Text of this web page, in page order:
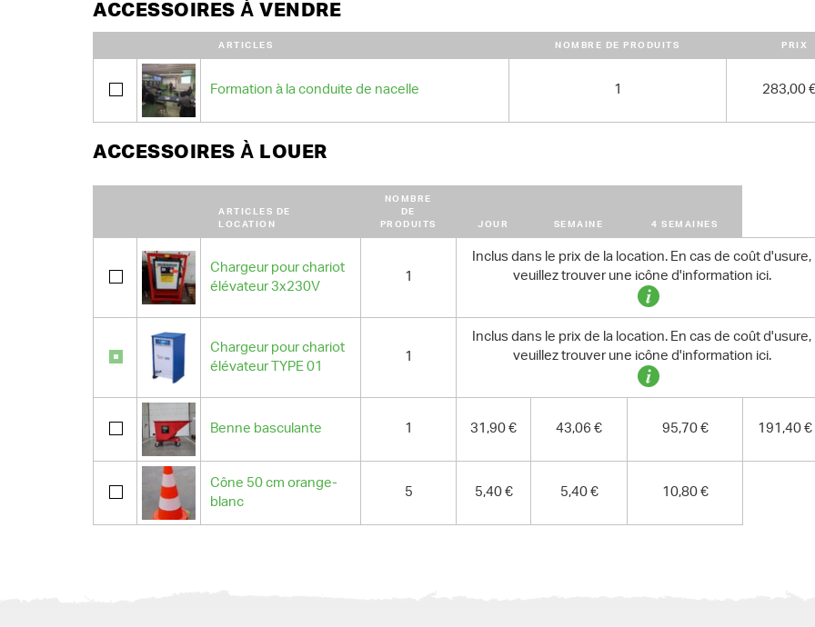
ACCESSOIRES À VENDRE
ARTICLES NOMBRE DE PRODUITS PRIX
Formation à la conduite de nacelle 1 283,00
ACCESSOIRES À LOUER
ARTICLES DE
LOCATION
NOMBRE
DE
PRODUITS
JOUR SEMAINE 4 SEMAINES
Chargeur pour chariot
élévateur 3x230V
1
Inclus dans le prix de la location. En cas de coût d'usure,
veuillez trouver une icône d'information ici.
Chargeur pour chariot
élévateur TYPE 01
1
Inclus dans le prix de la location. En cas de coût d'usure,
veuillez trouver une icône d'information ici.
Benne basculante 1 31,90 € 43,06 € 95,70 € 191,40 €
Cône 50 cm orange-
blanc
5 5,40 € 5,40 € 10,80 €